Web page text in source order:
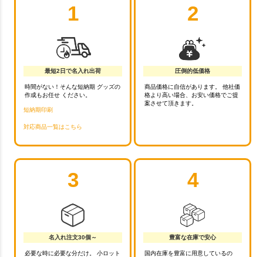
1
最短2日で名入れ出荷
時間がない！そんな短納期 グッズの
作成もお任せ ください。
短納期印刷
対応商品一覧はこちら
2
圧倒的低価格
商品価格に自信があります。 他社価
格より高い場合、お安い価格でご提
案させて頂きます。
3
名入れ注文30個～
必要な時に必要な分だけ。 小ロット
4
豊富な在庫で安心
国内在庫を豊富に用意しているの